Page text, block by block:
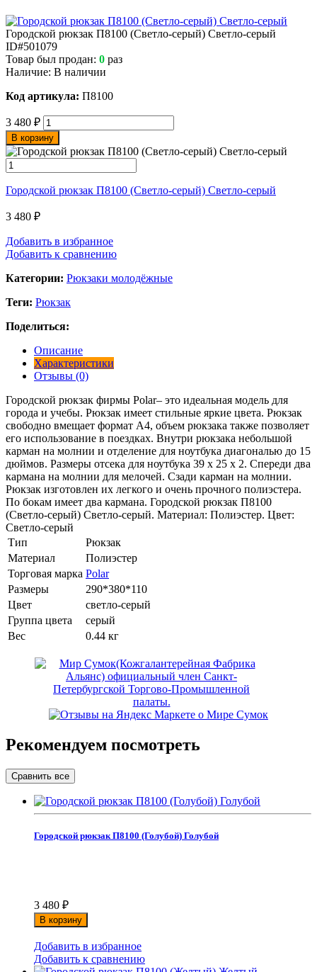
Городской рюкзак П8100 (Светло-серый) Светло-серый
ID#501079
Товар был продан: 0 раз
Наличие: В наличии
Код артикула: П8100
3 480 ₽
В корзину
Городской рюкзак П8100 (Светло-серый) Светло-серый
3 480 ₽
Добавить в избранное
Добавить к сравнению
Категории: Рюкзаки молодёжные
Теги: Рюкзак
Поделиться:
Описание
Характеристики
Отзывы (0)
Городской рюкзак фирмы Polar– это идеальная модель для
города и учебы. Рюкзак имеет стильные яркие цвета. Рюкзак
свободно вмещает формат А4, объем рюкзака также позволяет
его использование в поездках. Внутри рюкзака небольшой
карман на молнии и отделение для ноутбука диагональю до 15
дюймов. Размеры отсека для ноутбука 39 x 25 x 2. Спереди два
кармана на молнии для мелочей. Сзади карман на молнии.
Рюкзак изготовлен их легкого и очень прочного полиэстера.
По бокам имеет два кармана. Городской рюкзак П8100
(Светло-серый) Светло-серый. Материал: Полиэстер. Цвет:
Светло-серый
Тип
Рюкзак
Материал
Полиэстер
Торговая марка Polar
Размеры
290*380*110
Цвет
светло-серый
Группа цвета
серый
Вес
0.44 кг
Рекомендуем посмотреть
Городской рюкзак П8100 (Голубой) Голубой
3 480 ₽
В корзину
Добавить в избранное
Добавить к сравнению